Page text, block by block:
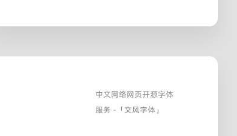
中文网络网页开源字体
服务 -「文风字体」